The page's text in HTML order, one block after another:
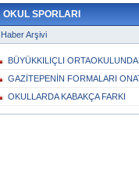
OKUL SPORLARI
Haber Arşivi
BÜYÜKKILIÇLI
GAZİTEPENİN FORMALARI
OKULLARDA KABAKÇA FARKI